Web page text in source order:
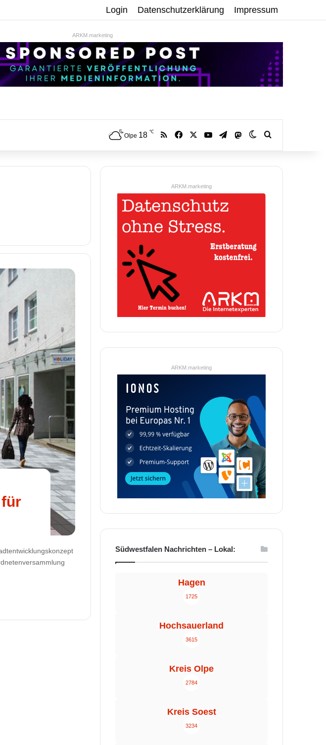
Login Datenschutzerklärung Impressum
ARKM.marketing
Olpe 18 ℃ RSS Facebook YouTubeTelegramMastodonSkin umschalten
ARKM.marketing
ARKM.marketing
Südwestfalen Nachrichten – Lokal:
Hagen
1725
Hochsauerland
3615
Kreis Olpe
2784
Kreis Soest
3234